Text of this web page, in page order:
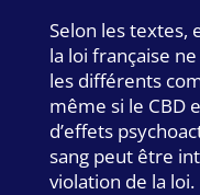
Selon les textes,
la loi française
les différents
même si le CBD
d’effets
sang peut être
violation de la loi.